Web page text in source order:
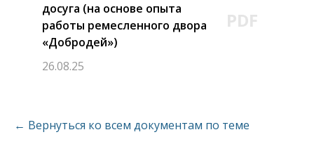
досуга (на основе опыта
работы ремесленного двора
«Добродей»)
26.08.25
PDF
← Вернуться ко всем документам по теме